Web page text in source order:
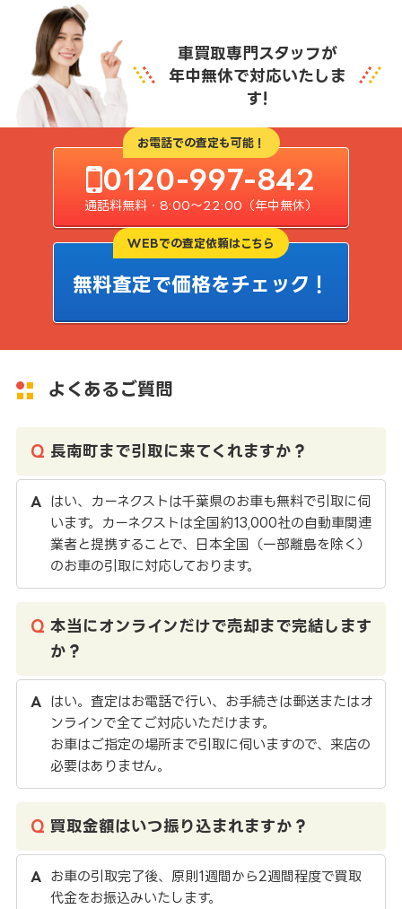
車買取専門スタッフが
年中無休で対応いたしま
す!
お電話での査定も可能！
0120-997-842
通話料無料・8:00〜22:00（年中無休）
WEBでの査定依頼はこちら
無料査定で価格をチェック！
よくあるご質問
長南町まで引取に来てくれますか？
はい、カーネクストは千葉県のお車も無料で引取に伺
います。カーネクストは全国約13,000社の自動車関連
業者と提携することで、日本全国（一部離島を除く）
のお車の引取に対応しております。
本当にオンラインだけで売却まで完結します
か？
はい。査定はお電話で行い、お手続きは郵送またはオ
ンラインで全てご対応いただけます。
お車はご指定の場所まで引取に伺いますので、来店の
必要はありません。
買取金額はいつ振り込まれますか？
お車の引取完了後、原則1週間から2週間程度で買取
代金をお振込みいたします。